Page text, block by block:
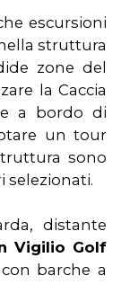
escursioni
struttura
zone del
la Caccia
a bordo di
un tour
sono
selezionati.
distante
Vigilio Golf
barche a